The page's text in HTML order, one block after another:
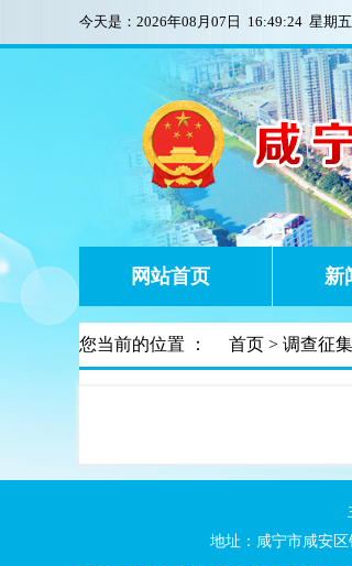
今天是： 2026年08月07日 16:49:24 星期五
网站首页 新
您当前的位置 ： 首页 > 调查征集
地址：咸宁市咸安